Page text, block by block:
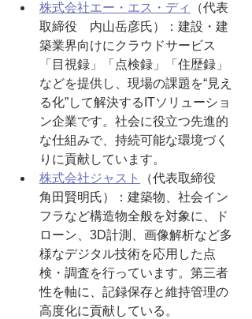
株式会社エー・エス・ディ
（代表
取締役　内山岳彦氏）：建設・建
築業界向けにクラウドサービス
「目視録」「点検録」「住歴録」
などを提供し、現場の課題を“見え
る化”して解決するITソリューショ
ン企業です。社会に役立つ先進的
な仕組みで、持続可能な環境づく
りに貢献しています。
株式会社ジャスト
（代表取締役
角田賢明氏）：建築物、社会イン
フラなど構造物全般を対象に、ド
ローン、3D計測、画像解析など多
様なデジタル技術を応用した点
検・調査を行っています。第三者
性を軸に、記録保存と維持管理の
高度化に貢献している。